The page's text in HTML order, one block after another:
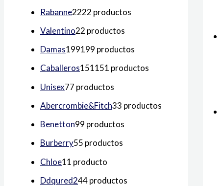
Rabanne2222 productos
Valentino22 productos
Damas199199 productos
Caballeros151151 productos
Unisex77 productos
Abercrombie&Fitch33 productos
Benetton99 productos
Burberry55 productos
Chloe11 producto
Ddqured244 productos